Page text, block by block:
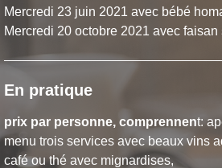
Mercredi 23 juin 2021 avec bébé
Mercredi 20 octobre 2021 avec faisan
En pratique
prix par personne, comprennent:
menu trois services avec beaux vins
café ou thé avec mignardises,